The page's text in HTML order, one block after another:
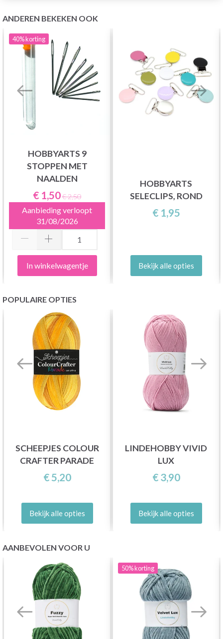
ANDEREN BEKEKEN OOK
40%korting
HOBBYARTS 9
STOPPEN MET
NAALDEN
€ 1,50€ 2,50
Aanbieding verloopt
31/08/2026
In winkelwagentje
HOBBYARTS
SELECLIPS, ROND
€ 1,95
Bekijk alle opties
POPULAIRE OPTIES
SCHEEPJES COLOUR
CRAFTER PARADE
€ 5,20
Bekijk alle opties
LINDEHOBBY VIVID
LUX
€ 3,90
Bekijk alle opties
AANBEVOLEN VOOR U
50%korting